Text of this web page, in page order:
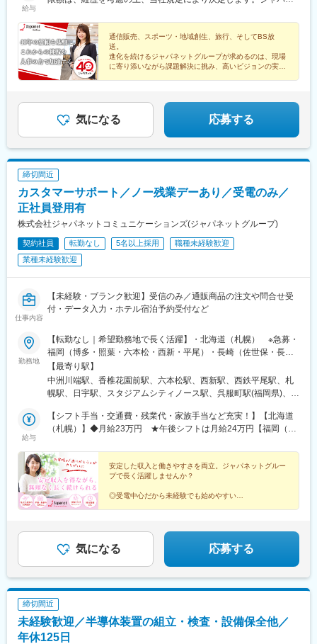
給与
ジ制”を導入しています。年齢や社歴に関係なく、各人の職能や業
務範囲に応じた等級を設定することで公平な評価を目指していま
す。また、努力して成長した人材は若手でも積極的に登用し、管
理職として活躍できる環境を整えています。
通信販売、スポーツ・地域創生、旅行、そしてBS放
送。
進化を続けるジャパネットグループが求めるのは、現場
に寄り添いながら課題解決に挑み、高いビジョンの実現
気になる 応募する
締切間近
カスタマーサポート／ノー残業デーあり／受電のみ／
正社員登用有
株式会社ジャパネットコミュニケーションズ(ジャパネットグループ)
契約社員 転勤なし 5名以上採用
職種未経験歓迎
業種未経験歓迎
仕事内容
【未経験・ブランク歓迎】受信のみ／通販商品の注文や問合せ受
付・データ入力・ホテル宿泊予約受付など
勤務地
【転勤なし｜希望勤務地で長く活躍】・北海道（札幌） ※急募・
福岡（博多・照葉・六本松・西新・平尾）・長崎（佐世保・長崎
スタジアムシティ）の全国8拠点で募集。いずれも通勤しやすい立
地にあり、転勤もないため、慣れ親しんだ地域で腰を据えて働け
ます。また、福岡（照葉）・佐世保（大塔）は車通勤も可能。ラ
リアは積極採用中！※受動喫煙対策あり
【最寄り駅】
中洲川端駅、香椎花園前駅、六本松駅、西新駅、西鉄平尾駅、札
幌駅、日宇駅、スタジアムシティノース駅、呉服町駅(福岡県)、桜
櫛田神社前駅、北１２条駅
給与
【シフト手当・交通費・残業代・家族手当など充実！】【北海道
（札幌）】◆月給23万円 ★午後シフトは月給24万円【福岡（博
シフトは月給23万円【長崎（大塔・スタジアムシティ）】◆月給
20万円 ★午後シフトは月給21万円
安定した収入と働きやすさを両立。ジャパネットグルー
プで長く活躍しませんか？
◎受電中心だから未経験でも始めやすい
◎札幌は急募積極採用中！
気になる 応募する
締切間近
未経験歓迎／半導体装置の組立・検査・設備保全他／
年休125日